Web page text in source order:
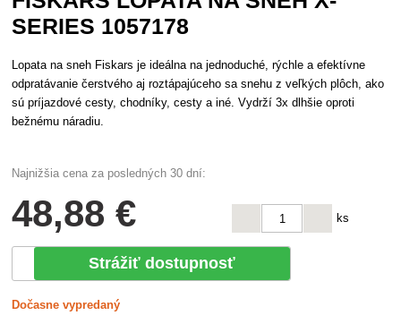
SERIES 1057178
Lopata na sneh Fiskars je ideálna na jednoduché, rýchle a efektívne
odpratávanie čerstvého aj roztápajúceho sa snehu z veľkých plôch, ako
sú príjazdové cesty, chodníky, cesty a iné. Vydrží 3x dlhšie oproti
bežnému náradiu.
Najnižšia cena za posledných 30 dní:
48,88 € ks
Strážiť dostupnosť
Dočasne vypredaný